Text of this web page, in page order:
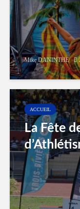
Mike DANINTHE
ACCUEIL
La Fête